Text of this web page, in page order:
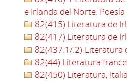
e Irlanda del Norte. Poesía
82(415) Literatura de
82(417) Literatura de
82(437.1/.2) Literatura
82(44) Literatura
82(450) Literatura, Italia